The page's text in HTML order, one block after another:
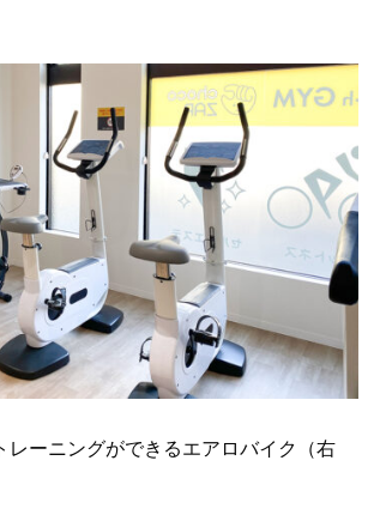
レーニングができるエアロバイク（右